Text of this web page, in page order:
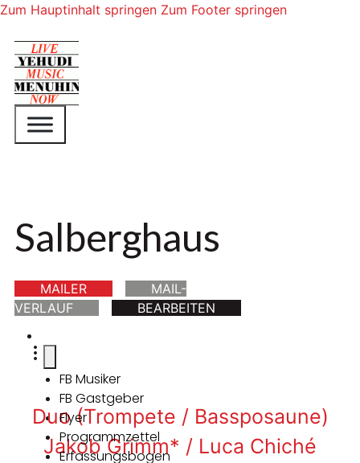
Zum Hauptinhalt springen Zum Footer springen
Salberghaus
MAILER
MAIL-
VERLAUF
BEARBEITEN
FB Musiker
FB Gastgeber
Flyer
Programmzettel
Erfassungsbogen
Duo (Trompete / Bassposaune)
Jakob Grimm* / Luca Chiché